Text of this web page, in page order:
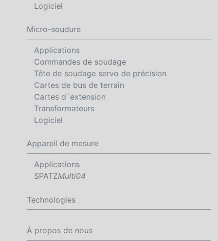
Logiciel
Micro-soudure
Applications
Commandes de soudage
Tête de soudage servo de précision
Cartes de bus de terrain
Cartes d`extension
Transformateurs
Logiciel
Appareil de mesure
Applications
SPATZMulti04
Technologies
À propos de nous